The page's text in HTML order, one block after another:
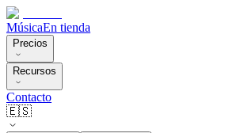
MúsicaEn tienda
Precios
Recursos
Contacto
🇪🇸